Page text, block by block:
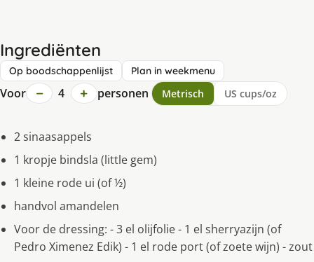
Ingrediënten
Op boodschappenlijst Plan in weekmenu
Voor − 4 + personen Metrisch US cups/oz
2 sinaasappels
1 kropje bindsla (little gem)
1 kleine rode ui (of ½)
handvol amandelen
Voor de dressing: - 3 el olijfolie - 1 el sherryazijn (of
Pedro Ximenez Edik) - 1 el rode port (of zoete wijn) - zout